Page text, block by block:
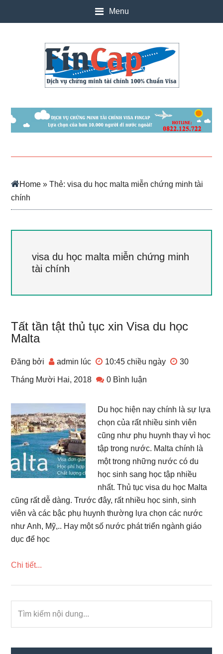
Menu
Home » Thẻ: visa du học malta miễn chứng minh tài
chính
visa du học malta miễn chứng minh
tài chính
Tất tần tật thủ tục xin Visa du học
Malta
Đăng bởi admin lúc 10:45 chiều ngày 30
Tháng Mười Hai, 2018 0 Bình luận
Du học hiện nay chính là sự lựa
chọn của rất nhiều sinh viên
cũng như phụ huynh thay vì học
tập trong nước. Malta chính là
một trong những nước có du
học sinh sang học tập nhiều
nhất. Thủ tục visa du học Malta
cũng rất dễ dàng. Trước đây, rất nhiều học sinh, sinh
viên và các bậc phụ huynh thường lựa chọn các nước
như Anh, Mỹ,.. Hay một số nước phát triển ngành giáo
dục để học
Chi tiết...
Sidebar
kiếm